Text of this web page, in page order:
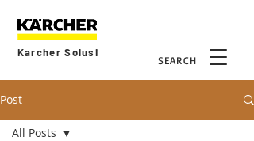
SEARCH
Karcher Solusi
Post
All Posts